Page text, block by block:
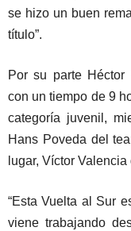
se hizo un buen
título”.
Por su parte Héctor
con un tiempo de 9
categoría juvenil,
Hans Poveda del
lugar, Víctor
“Esta Vuelta al Sur
viene trabajando